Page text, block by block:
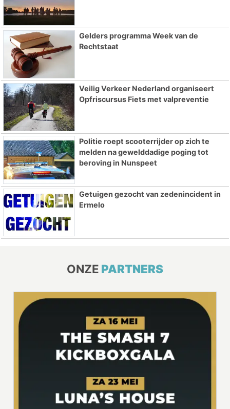
Gelders programma Week van de
Rechtstaat
Veilig Verkeer Nederland organiseert
Opfriscursus Fiets met valpreventie
Politie roept scooterrijder op zich te
melden na gewelddadige poging tot
beroving in Nunspeet
Getuigen gezocht van zedenincident in
Ermelo
ONZE PARTNERS